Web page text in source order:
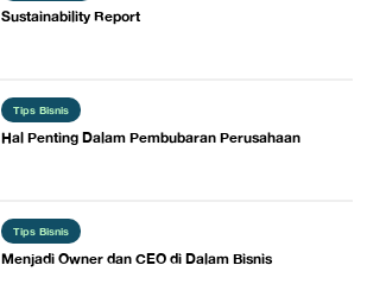
Sustainability Report
Tips Bisnis
​Hal Penting Dalam Pembubaran Perusahaan
Tips Bisnis
Menjadi Owner dan CEO di Dalam Bisnis